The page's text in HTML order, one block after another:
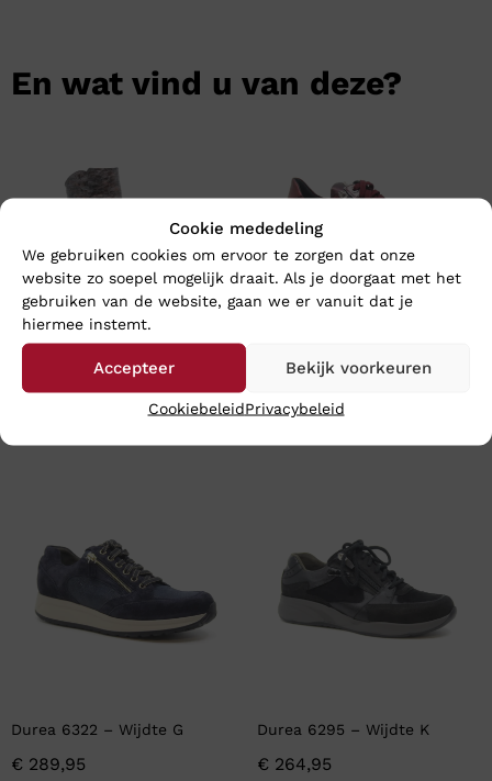
Cookie mededeling
We gebruiken cookies om ervoor te zorgen dat onze
website zo soepel mogelijk draait. Als je doorgaat met het
gebruiken van de website, gaan we er vanuit dat je
hiermee instemt.
Accepteer Bekijk voorkeuren
CookiebeleidPrivacybeleid
En wat vind u van deze?
Footnotes LARA – Wijdte K Footnotes ELKE – Wijdte H
€219,95
Durea 6322 – Wijdte G
€ 289,95
Durea 6295 – Wijdte K
€ 264,95